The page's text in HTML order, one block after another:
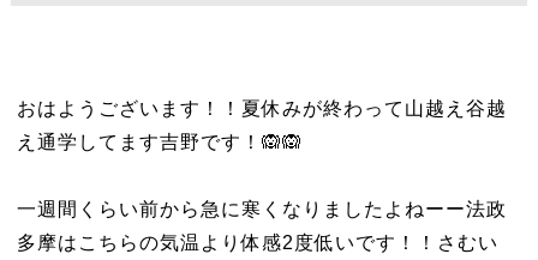
おはようございます！！夏休みが終わって山越え谷越
え通学してます吉野です！🙉🙉
一週間くらい前から急に寒くなりましたよねーー法政
多摩はこちらの気温より体感2度低いです！！さむい